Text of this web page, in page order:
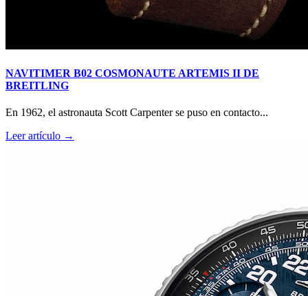
RM O7-01 COLOURED CERAMICS 2026 de RICHARD
NAVITIMER B02 COSMONAUTE ARTEMIS II DE
BREITLING
En 1962, el astronauta Scott Carpenter se puso en contacto...
Leer artículo →